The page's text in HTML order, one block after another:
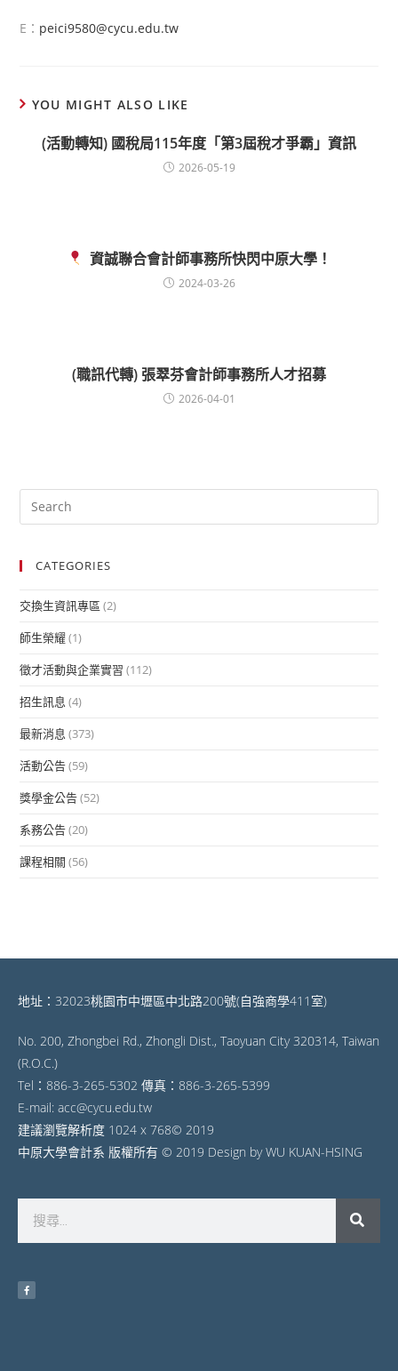
E： peici9580@cycu.edu.tw
YOU MIGHT ALSO LIKE
(活動轉知) 國稅局115年度「第3屆稅才爭霸」資訊
2026-05-19
資誠聯合會計師事務所快閃中原大學！
2024-03-26
(職訊代轉) 張翠芬會計師事務所人才招募
2026-04-01
CATEGORIES
交換生資訊專區 (2)
師生榮耀(1)
徵才活動與企業實習 (112)
招生訊息 (4)
最新消息 (373)
活動公告(59)
獎學金公告(52)
系務公告(20)
課程相關 (56)
地址：32023桃園市中壢區中北路200號(自強商學411室)
No. 200, Zhongbei Rd., Zhongli Dist., Taoyuan City 320314, Taiwan
(R.O.C.)
Tel：886-3-265-5302 傳真：886-3-265-5399
E-mail: acc@cycu.edu.tw
建議瀏覽解析度 1024 x 768© 2019
中原大學會計系 版權所有 © 2019 Design by WU KUAN-HSING